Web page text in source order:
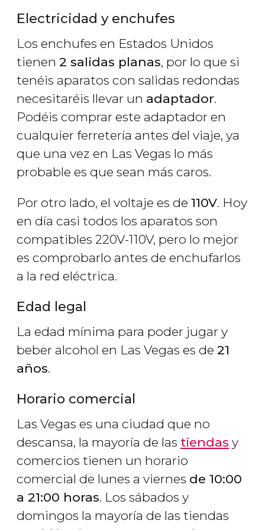
Electricidad y enchufes
Los enchufes en Estados Unidos
tienen 2 salidas planas, por lo que si
tenéis aparatos con salidas redondas
necesitaréis llevar un adaptador.
Podéis comprar este adaptador en
cualquier ferretería antes del viaje, ya
que una vez en Las Vegas lo más
probable es que sean más caros.
Por otro lado, el voltaje es de 110V. Hoy
en día casi todos los aparatos son
compatibles 220V-110V, pero lo mejor
es comprobarlo antes de enchufarlos
a la red eléctrica.
Edad legal
La edad mínima para poder jugar y
beber alcohol en Las Vegas es de 21
años.
Horario comercial
Las Vegas es una ciudad que no
descansa, la mayoría de las tiendas y
comercios tienen un horario
comercial de lunes a viernes de 10:00
a 21:00 horas. Los sábados y
domingos la mayoría de las tiendas